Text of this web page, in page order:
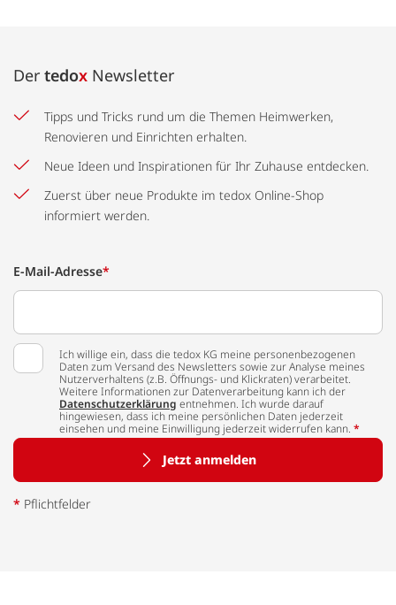
Der tedox Newsletter
Tipps und Tricks rund um die Themen Heimwerken,
Renovieren und Einrichten erhalten.
Neue Ideen und Inspirationen für Ihr Zuhause entdecken.
Zuerst über neue Produkte im tedox Online-Shop
informiert werden.
E-Mail-Adresse*
Ich willige ein, dass die tedox KG meine personenbezogenen
Daten zum Versand des Newsletters sowie zur Analyse meines
Nutzerverhaltens (z.B. Öffnungs- und Klickraten) verarbeitet.
Weitere Informationen zur Datenverarbeitung kann ich der
Datenschutzerklärung entnehmen. Ich wurde darauf
hingewiesen, dass ich meine persönlichen Daten jederzeit
einsehen und meine Einwilligung jederzeit widerrufen kann. *
Jetzt anmelden
* Pflichtfelder